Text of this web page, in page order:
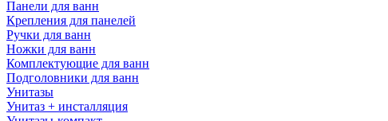
Панели для ванн
Крепления для панелей
Ручки для ванн
Ножки для ванн
Комплектующие для ванн
Подголовники для ванн
Унитазы
Унитаз + инсталляция